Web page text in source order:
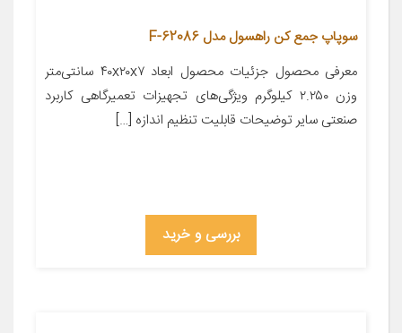
سوپاپ جمع کن راهسول مدل F-62086
معرفی محصول جزئیات محصول ابعاد ۴۰x۲۰x۷ سانتی‌متر
وزن ۲.۲۵۰ کیلوگرم ویژگی‌های تجهیزات تعمیرگاهی کاربرد
صنعتی سایر توضیحات قابلیت تنظیم اندازه […]
بررسی و خرید